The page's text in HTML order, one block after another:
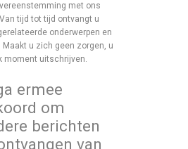
met ons
tijd tot tijd ontvangt u
onderwerpen en
Maakt u zich geen zorgen, u
moment uitschrijven.
ermee
om
berichten
van